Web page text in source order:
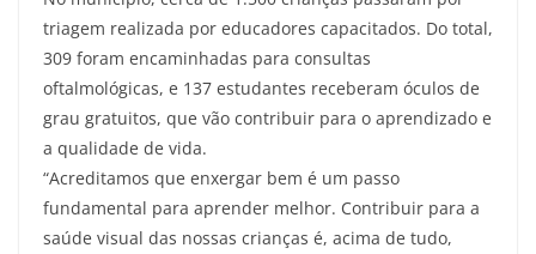
triagem realizada por educadores capacitados. Do total,
309 foram encaminhadas para consultas
oftalmológicas, e 137 estudantes receberam óculos de
grau gratuitos, que vão contribuir para o aprendizado e
a qualidade de vida.
“Acreditamos que enxergar bem é um passo
fundamental para aprender melhor. Contribuir para a
saúde visual das nossas crianças é, acima de tudo,